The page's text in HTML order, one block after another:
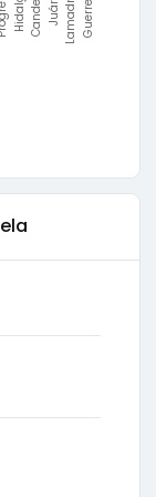
ProgresoHidalgoCandela Lamadrid Guerrero